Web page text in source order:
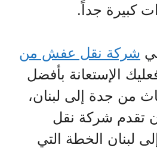
كبيرة جداً.
شركة نقل عفش من
الإستعانة بأفضل
من جدة إلى لبنان،
تقدم شركة نقل
لبنان الخطة التي